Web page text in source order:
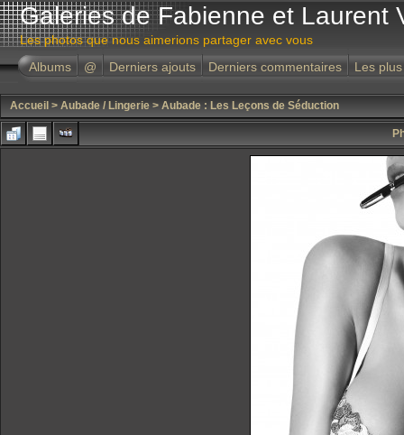
Galeries de Fabienne et Laurent
Les photos que nous aimerions partager avec vous
Albums
@ Derniers ajouts Derniers commentaires Les
Accueil > Aubade / Lingerie > Aubade : Les Leçons de Séduction